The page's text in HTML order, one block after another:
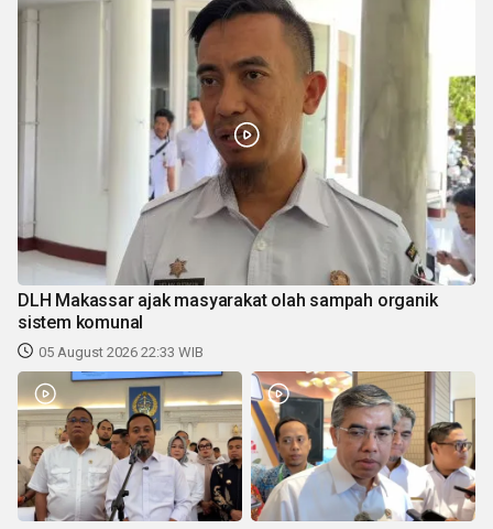
DLH Makassar ajak masyarakat olah sampah organik
sistem komunal
05 August 2026 22:33 WIB